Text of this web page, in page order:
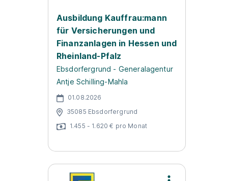
Ausbildung Kauffrau:mann
für Versicherungen und
Finanzanlagen in Hessen und
Rheinland-Pfalz
Ebsdorfergrund - Generalagentur
Antje Schilling-Mahla
01.08.2026
35085 Ebsdorfergrund
1.455 - 1.620 € pro Monat